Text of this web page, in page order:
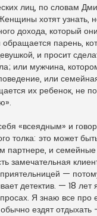
лиц, по словам
хотят узнать,
дохода, который
обращается парень,
и просит
или мужчина,
или
их ребенок, не
«всеядным» и
толка: это может
партнере, и
замечательная
—
детектив. — 18
Я знаю все про
ездят отдыхать